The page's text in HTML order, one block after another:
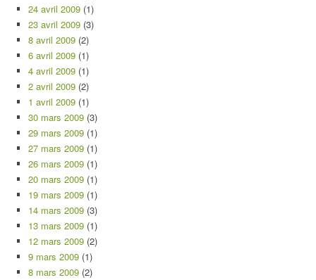
24 avril 2009 (1)
23 avril 2009 (3)
8 avril 2009 (2)
6 avril 2009 (1)
4 avril 2009 (1)
2 avril 2009 (2)
1 avril 2009 (1)
30 mars 2009 (3)
29 mars 2009 (1)
27 mars 2009 (1)
26 mars 2009 (1)
20 mars 2009 (1)
19 mars 2009 (1)
14 mars 2009 (3)
13 mars 2009 (1)
12 mars 2009 (2)
9 mars 2009 (1)
8 mars 2009 (2)